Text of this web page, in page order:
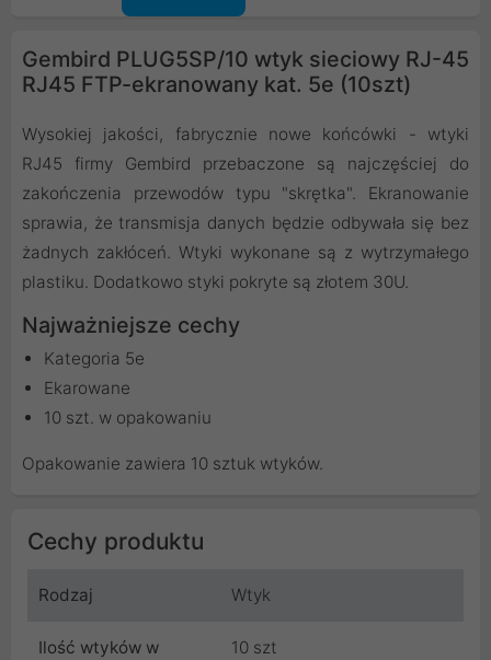
Gembird PLUG5SP/10 wtyk sieciowy RJ-45
RJ45 FTP-ekranowany kat. 5e (10szt)
Wysokiej jakości, fabrycznie nowe końcówki - wtyki
RJ45 firmy Gembird przebaczone są najczęściej do
zakończenia przewodów typu "skrętka". Ekranowanie
sprawia, że transmisja danych będzie odbywała się bez
żadnych zakłóceń. Wtyki wykonane są z wytrzymałego
plastiku. Dodatkowo styki pokryte są złotem 30U.
Najważniejsze cechy
Kategoria 5e
Ekarowane
10 szt. w opakowaniu
Opakowanie zawiera 10 sztuk wtyków.
Cechy produktu
Rodzaj Wtyk
Ilość wtyków w
10 szt